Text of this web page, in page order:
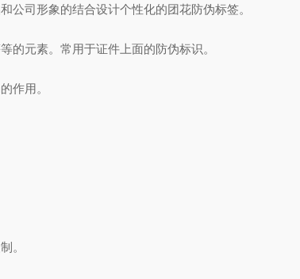
司形象的结合设计个性化的团花防伪标签。
元素。常用于证件上面的防伪标识。
作用。
。